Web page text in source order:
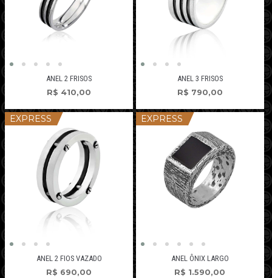
ANEL 2 FRISOS
R$ 410,00
ANEL 3 FRISOS
R$ 790,00
EXPRESS
ANEL 2 FIOS VAZADO
R$ 690,00
EXPRESS
ANEL ÔNIX LARGO
R$ 1.590,00